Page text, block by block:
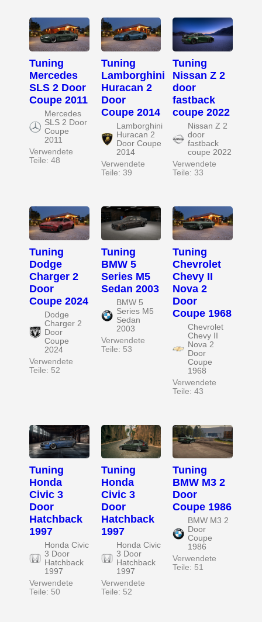
Tuning
Mercedes
SLS 2 Door
Coupe 2011
Mercedes
SLS 2 Door
Coupe
2011
Verwendete
Teile: 48
Tuning
Lamborghini
Huracan 2
Door
Coupe 2014
Lamborghini
Huracan 2
Door Coupe
2014
Verwendete
Teile: 39
Tuning
Nissan Z 2
door
fastback
coupe 2022
Nissan Z 2
door
fastback
coupe 2022
Verwendete
Teile: 33
Tuning
Dodge
Charger 2
Door
Coupe 2024
Dodge
Charger 2
Door
Coupe
2024
Verwendete
Teile: 52
Tuning
BMW 5
Series M5
Sedan 2003
BMW 5
Series M5
Sedan
2003
Verwendete
Teile: 53
Tuning
Chevrolet
Chevy II
Nova 2
Door
Coupe 1968
Chevrolet
Chevy II
Nova 2
Door
Coupe
1968
Verwendete
Teile: 43
Tuning
Honda
Civic 3
Door
Hatchback
1997
Honda Civic
3 Door
Hatchback
1997
Verwendete
Teile: 50
Tuning
Honda
Civic 3
Door
Hatchback
1997
Honda Civic
3 Door
Hatchback
1997
Verwendete
Teile: 52
Tuning
BMW M3 2
Door
Coupe 1986
BMW M3 2
Door
Coupe
1986
Verwendete
Teile: 51